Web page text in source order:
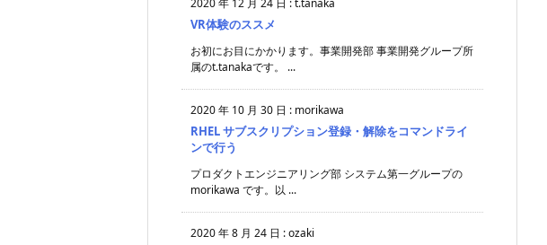
2020 年 12 月 24 日 :t.tanaka
VR体験のススメ
お初にお目にかかります。事業開発部 事業開発グループ所
属のt.tanakaです。 ...
2020 年 10 月 30 日 : morikawa
RHEL サブスクリプション登録・解除をコマンドライ
ンで行う
プロダクトエンジニアリング部 システム第一グループの
morikawa です。以 ...
2020 年 8 月 24 日 :ozaki